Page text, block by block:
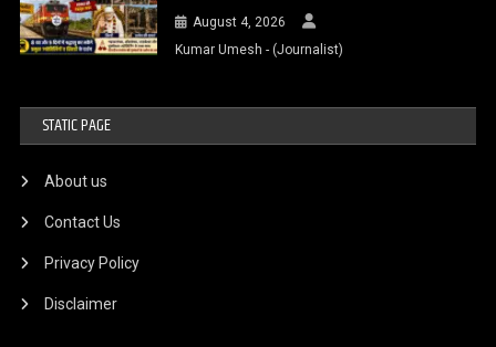
August 4, 2026
Kumar Umesh - (Journalist)
STATIC PAGE
About us
Contact Us
Privacy Policy
Disclaimer